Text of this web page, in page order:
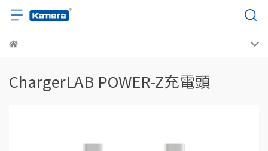
ChargerLAB POWER-Z充電頭